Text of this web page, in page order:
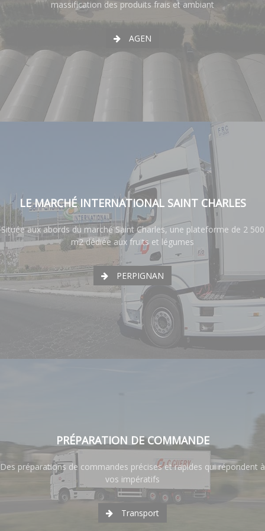
massification des produits frais et ambiant
AGEN
LE MARCHÉ INTERNATIONAL SAINT CHARLES
Située aux abords du marché Saint Charles, une plateforme de 2 500
m2 dédiée aux fruits et légumes
PERPIGNAN
PRÉPARATION DE COMMANDE
Des préparations de commandes précises et rapides qui répondent à
vos impératifs
Transport